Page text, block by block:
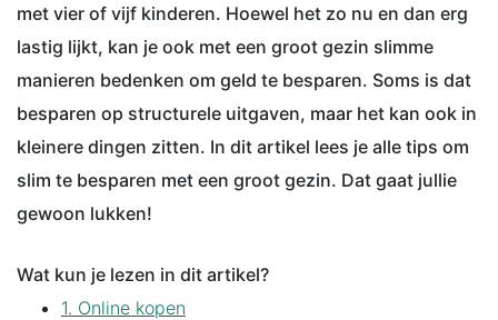
met vier of vijf kinderen. Hoewel het zo nu en dan erg
lastig lijkt, kan je ook met een groot gezin slimme
manieren bedenken om geld te besparen. Soms is dat
besparen op structurele uitgaven, maar het kan ook in
kleinere dingen zitten. In dit artikel lees je alle tips om
slim te besparen met een groot gezin. Dat gaat jullie
gewoon lukken!
Wat kun je lezen in dit artikel?
1. Online kopen